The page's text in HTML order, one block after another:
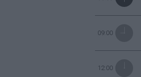
09:00
12:00